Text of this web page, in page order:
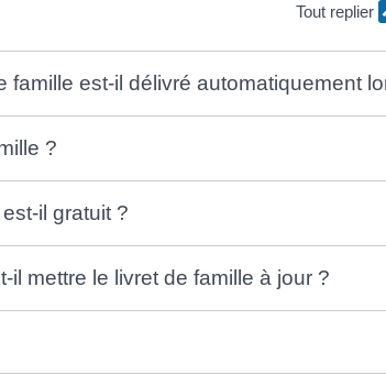
Tout replier
est-il délivré automatiquement
?
il gratuit ?
il mettre le livret de famille à jour ?